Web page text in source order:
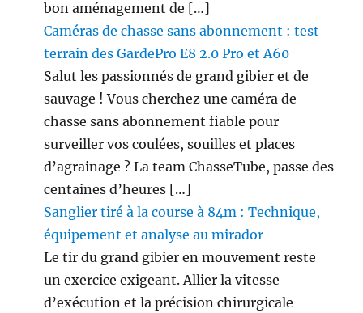
bon aménagement de […]
Caméras de chasse sans abonnement : test
terrain des GardePro E8 2.0 Pro et A60
Salut les passionnés de grand gibier et de
sauvage ! Vous cherchez une caméra de
chasse sans abonnement fiable pour
surveiller vos coulées, souilles et places
d’agrainage ? La team ChasseTube, passe des
centaines d’heures […]
Sanglier tiré à la course à 84m : Technique,
équipement et analyse au mirador
Le tir du grand gibier en mouvement reste
un exercice exigeant. Allier la vitesse
d’exécution et la précision chirurgicale